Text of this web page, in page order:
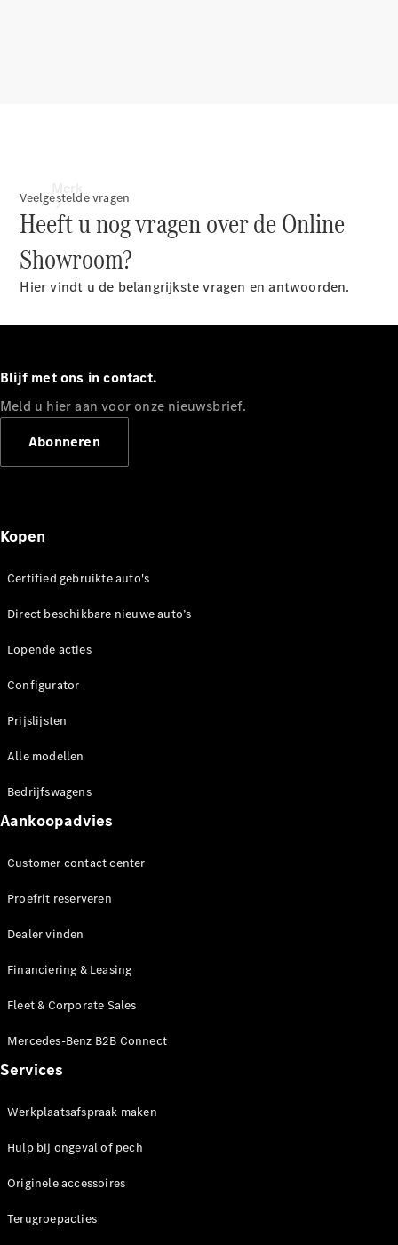
Ontdek ons
nieuws
Over
Mercedes-
Benz
Over ons
opnemen
Benz
Mercedes-
Mercedes-
Seizoensspecials
Technologie
en
Autonoom
Rijassistentiesystemen
MBUX
Over-the-
Design en
cars
Veelgestelde vragen
Heeft u nog vragen over de Online
Showroom?
Hier vindt u de belangrijkste vragen en antwoorden.
Blijf met ons in contact.
Meld u hier aan voor onze nieuwsbrief.
Abonneren
Kopen
Certified gebruikte auto's
Direct beschikbare nieuwe auto’s
Lopende acties
Configurator
Prijslijsten
Alle modellen
Bedrijfswagens
Aankoopadvies
Customer contact center
Proefrit reserveren
Dealer vinden
Financiering & Leasing
Fleet & Corporate Sales
Mercedes-Benz B2B Connect
Services
Werkplaatsafspraak maken
Hulp bij ongeval of pech
Originele accessoires
Terugroepacties